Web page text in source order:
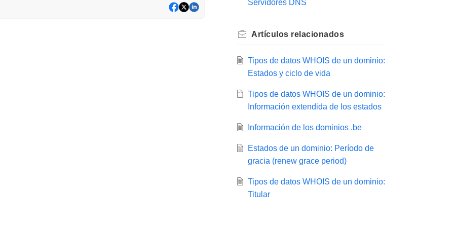
Servidores DNS
Artículos relacionados
Tipos de datos WHOIS de un dominio:
Estados y ciclo de vida
Tipos de datos WHOIS de un dominio:
Información extendida de los estados
Información de los dominios .be
Estados de un dominio: Período de
gracia (renew grace period)
Tipos de datos WHOIS de un dominio:
Titular